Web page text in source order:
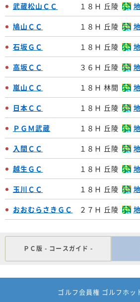
武蔵松山ＣＣ １８Ｈ 丘陵
鳩山ＣＣ １８Ｈ 丘陵
石坂ＧＣ １８Ｈ 丘陵
高坂ＣＣ ３６Ｈ 丘陵
嵐山ＣＣ １８Ｈ 林間
日本ＣＣ １８Ｈ 丘陵
ＰＧＭ武蔵 １８Ｈ 丘陵
入間ＣＣ １８Ｈ 丘陵
越生ＧＣ １８Ｈ 丘陵
玉川ＣＣ １８Ｈ 丘陵
おおむらさきＧＣ ２７Ｈ 丘陵
ＰＣ版 - コースガイド -
ゴルフ会員権 ゴルフホッ